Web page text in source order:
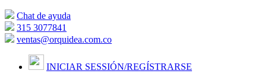
Chat de ayuda
315 3077841
ventas@orquidea.com.co
INICIAR SESSIÓN/REGÍSTRARSE